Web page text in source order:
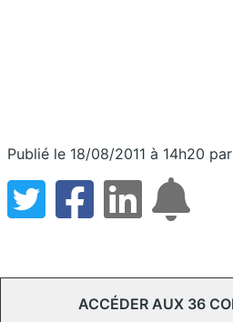
Publié le 18/08/2011 à 14h20 par
ACCÉDER AUX 36